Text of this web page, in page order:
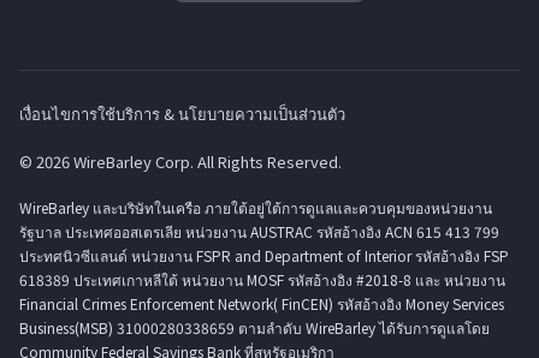
เงื่อนไขการใช้บริการ & นโยบายความเป็นส่วนตัว
© 2026 WireBarley Corp. All Rights Reserved.
WireBarley และบริษัทในเครือ ภายใต้อยู่ใต้การดูแลและควบคุมของหน่วยงาน
รัฐบาล ประเทศออสเตรเลีย หน่วยงาน AUSTRAC รหัสอ้างอิง ACN 615 413 799
ประทศนิวซีแลนด์ หน่วยงาน FSPR and Department of Interior รหัสอ้างอิง FSP
618389 ประเทศเกาหลีใต้ หน่วยงาน MOSF รหัสอ้างอิง #2018-8 และ หน่วยงาน
Financial Crimes Enforcement Network( FinCEN) รหัสอ้างอิง Money Services
Business(MSB) 31000280338659 ตามลำดับ WireBarley ได้รับการดูแลโดย
Community Federal Savings Bank ที่สหรัฐอเมริกา